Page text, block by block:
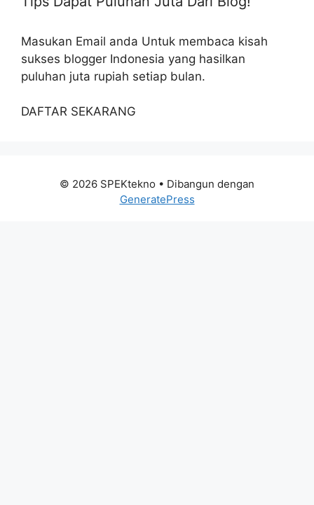
Masukan Email anda Untuk membaca kisah
sukses blogger Indonesia yang hasilkan
puluhan juta rupiah setiap bulan.
DAFTAR SEKARANG
© 2026 SPEKtekno • Dibangun dengan
GeneratePress